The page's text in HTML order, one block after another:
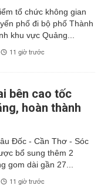
tổ chức không gian
phố đi bộ phố Thành
khu vực Quảng...
11 giờ trước
bên cao tốc
hoàn thành
Đốc - Cần Thơ - Sóc
bổ sung thêm 2
gom dài gần 27...
11 giờ trước